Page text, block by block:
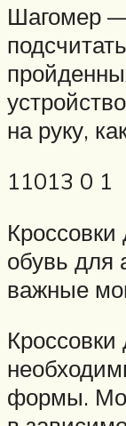
Шагомер
на руку,
11013 0 1
Кроссовки
обувь для
важные
формы.